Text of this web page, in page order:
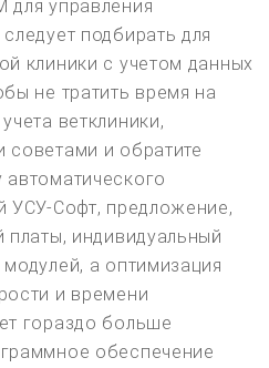
для управления
подбирать для
клиники с учетом данных
не тратить время на
ветклиники,
советами и обратите
УСУ-Софт, предложение,
платы, индивидуальный
а оптимизация
и времени
гораздо больше
обеспечение